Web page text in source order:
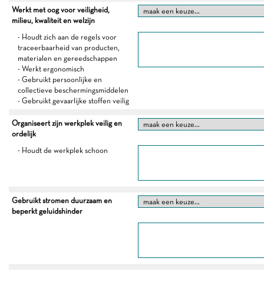
Werkt met oog voor veiligheid,
milieu, kwaliteit en welzijn
- Houdt zich aan de regels voor
traceerbaarheid van producten,
materialen en gereedschappen
- Werkt ergonomisch
- Gebruikt persoonlijke en
collectieve beschermingsmiddelen
- Gebruikt gevaarlijke stoffen veilig
Organiseert zijn werkplek veilig en
ordelijk
- Houdt de werkplek schoon
Gebruikt stromen duurzaam en
beperkt geluidshinder